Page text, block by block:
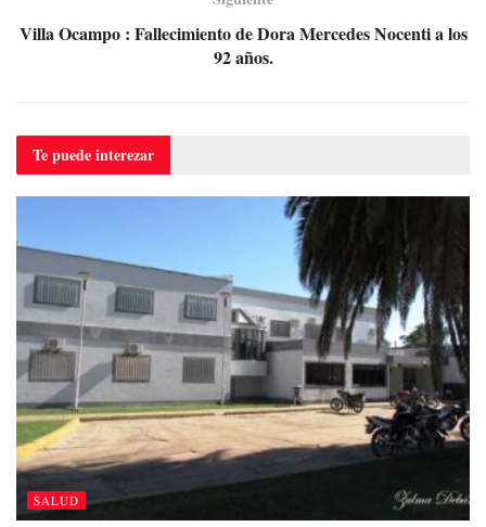
Villa Ocampo : Fallecimiento de Dora Mercedes Nocenti a los
92 años.
Te puedeinterezar
SALUD